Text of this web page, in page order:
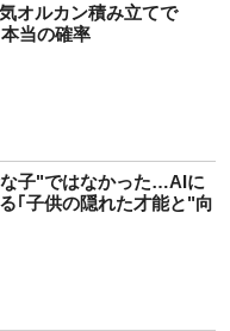
オルカン積み立てで
本当の確率
子"ではなかった…AIに
｢子供の隠れた才能と"向